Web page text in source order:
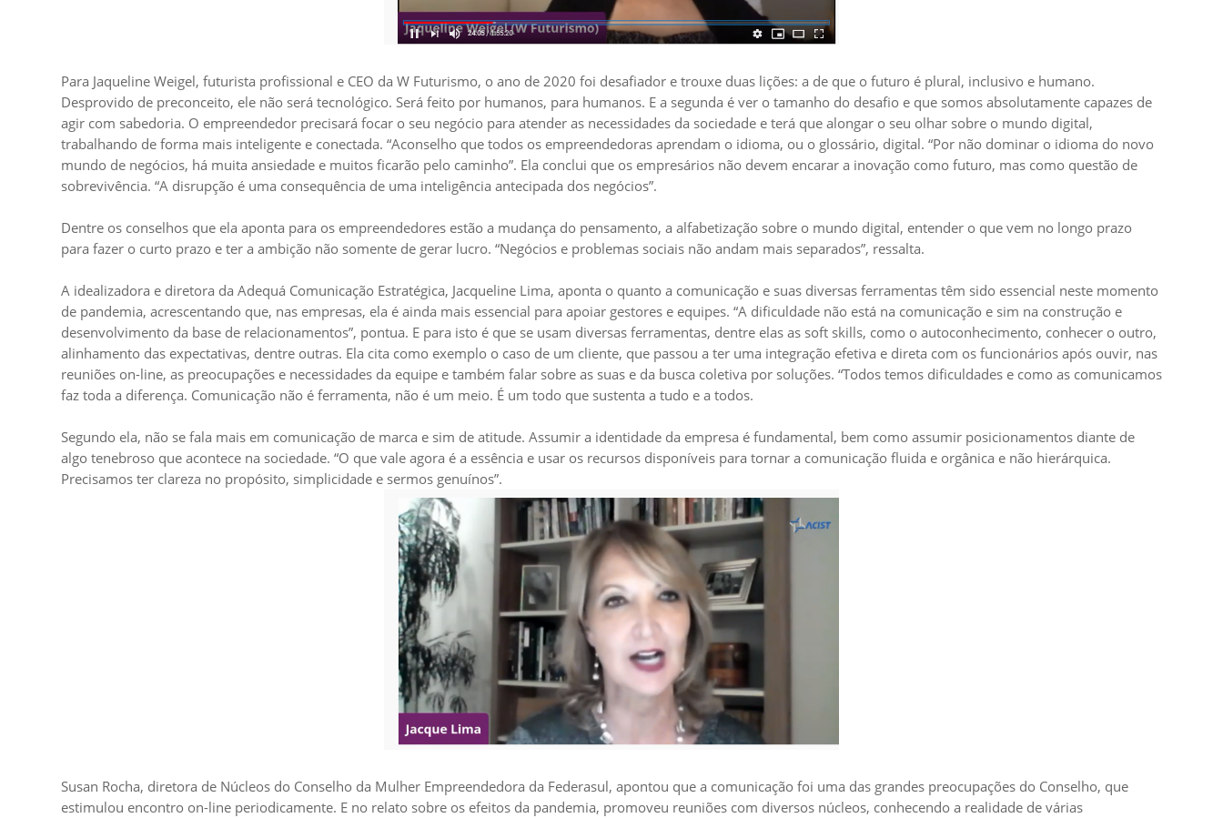
Para Jaqueline Weigel, futurista profissional e CEO da W Futurismo, o ano de 2020 foi desafiador e trouxe duas lições: a de que o futuro é plural, inclusivo e humano.
Desprovido de preconceito, ele não será tecnológico. Será feito por humanos, para humanos. E a segunda é ver o tamanho do desafio e que somos absolutamente capazes de
agir com sabedoria. O empreendedor precisará focar o seu negócio para atender as necessidades da sociedade e terá que alongar o seu olhar sobre o mundo digital,
trabalhando de forma mais inteligente e conectada. “Aconselho que todos os empreendedoras aprendam o idioma, ou o glossário, digital. “Por não dominar o idioma do novo
mundo de negócios, há muita ansiedade e muitos ficarão pelo caminho”. Ela conclui que os empresários não devem encarar a inovação como futuro, mas como questão de
sobrevivência. “A disrupção é uma consequência de uma inteligência antecipada dos negócios”.
Dentre os conselhos que ela aponta para os empreendedores estão a mudança do pensamento, a alfabetização sobre o mundo digital, entender o que vem no longo prazo
para fazer o curto prazo e ter a ambição não somente de gerar lucro. “Negócios e problemas sociais não andam mais separados”, ressalta.
A idealizadora e diretora da Adequá Comunicação Estratégica, Jacqueline Lima, aponta o quanto a comunicação e suas diversas ferramentas têm sido essencial neste momento
de pandemia, acrescentando que, nas empresas, ela é ainda mais essencial para apoiar gestores e equipes. “A dificuldade não está na comunicação e sim na construção e
desenvolvimento da base de relacionamentos”, pontua. E para isto é que se usam diversas ferramentas, dentre elas as soft skills, como o autoconhecimento, conhecer o outro,
alinhamento das expectativas, dentre outras. Ela cita como exemplo o caso de um cliente, que passou a ter uma integração efetiva e direta com os funcionários após ouvir, nas
reuniões on-line, as preocupações e necessidades da equipe e também falar sobre as suas e da busca coletiva por soluções. “Todos temos dificuldades e como as comunicamos
faz toda a diferença. Comunicação não é ferramenta, não é um meio. É um todo que sustenta a tudo e a todos.
Segundo ela, não se fala mais em comunicação de marca e sim de atitude. Assumir a identidade da empresa é fundamental, bem como assumir posicionamentos diante de
algo tenebroso que acontece na sociedade. “O que vale agora é a essência e usar os recursos disponíveis para tornar a comunicação fluida e orgânica e não hierárquica.
Precisamos ter clareza no propósito, simplicidade e sermos genuínos”.
Susan Rocha, diretora de Núcleos do Conselho da Mulher Empreendedora da Federasul, apontou que a comunicação foi uma das grandes preocupações do Conselho, que
estimulou encontro on-line periodicamente. E no relato sobre os efeitos da pandemia, promoveu reuniões com diversos núcleos, conhecendo a realidade de várias